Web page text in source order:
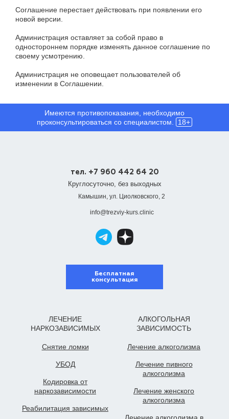
Соглашение перестает действовать при появлении его
новой версии.
Администрация оставляет за собой право в
одностороннем порядке изменять данное соглашение по
своему усмотрению.
Администрация не оповещает пользователей об
изменении в Соглашении.
Имеются противопоказания, необходимо
проконсультироваться со специалистом.
18+
тел. +7 960 442 64 20
Круглосуточно, без выходных
Камышин, ул. Циолковского, 2
info@trezviy-kurs.clinic
Бесплатная
консультация
ЛЕЧЕНИЕ
НАРКОЗАВИСИМЫХ
Снятие ломки
УБОД
Кодировка от
наркозависимости
Реабилитация зависимых
АЛКОГОЛЬНАЯ
ЗАВИСИМОСТЬ
Лечение алкоголизма
Лечение пивного
алкоголизма
Лечение женского
алкоголизма
Лечение алкоголизма в